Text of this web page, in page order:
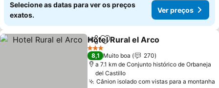
Selecione as datas para ver os preços
exatos.
Ver preços
PartilharAdicionar aos favoritos
Hotel Rural el Arco
3 Estrelas
8,1 Muito boa
270
a 7.1 km de Conjunto histórico de Orbaneja
del Castillo
Cânion isolado com vistas para a montanha